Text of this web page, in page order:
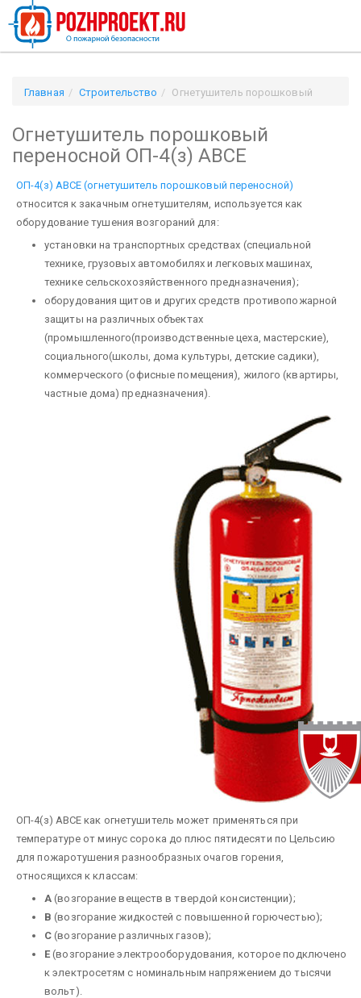
Главная Строительство
Огнетушитель порошковый
Огнетушитель порошковый
переносной ОП-4(з) АВСЕ
ОП-4(з) АВСЕ (огнетушитель порошковый переносной)
относится к закачным огнетушителям, используется как
оборудование тушения возгораний для:
установки на транспортных средствах (специальной
технике, грузовых автомобилях и легковых машинах,
технике сельскохозяйственного предназначения);
оборудования щитов и других средств противопожарной
защиты на различных объектах
(промышленного(производственные цеха, мастерские),
социального(школы, дома культуры, детские садики),
коммерческого (офисные помещения), жилого (квартиры,
частные дома) предназначения).
ОП-4(з) АВСЕ как огнетушитель может применяться при
температуре от минус сорока до плюс пятидесяти по Цельсию
для пожаротушения разнообразных очагов горения,
относящихся к классам:
А (возгорание веществ в твердой консистенции);
В (возгорание жидкостей с повышенной горючестью);
С(возгорание различных газов);
Е(возгорание электрооборудования, которое подключено
к электросетям с номинальным напряжением до тысячи
вольт).